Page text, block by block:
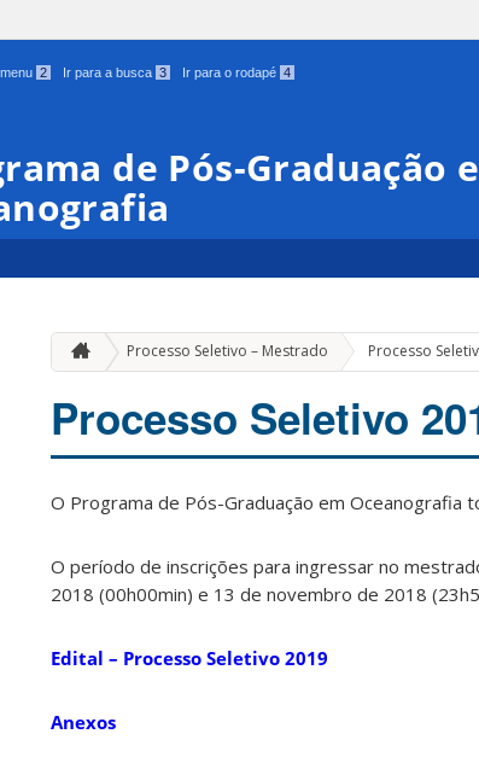
2 Ir para a busca 3 Ir para o rodapé 4
de Pós-Graduação
Processo Seletivo – Mestrado Processo
Processo Seletivo
O Programa de Pós-Graduação em Oceanografia
O período de inscrições para ingressar no
2018 (00h00min) e 13 de novembro de 2018
Edital – Processo Seletivo 2019
Anexos